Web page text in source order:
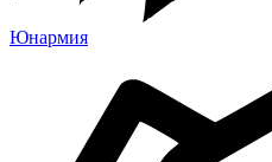
Юнармия